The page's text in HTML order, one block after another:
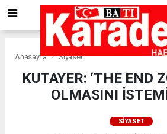
Anasayfa Siyaset
KUTAYER: ‘THE END
OLMASINI
SIYASET